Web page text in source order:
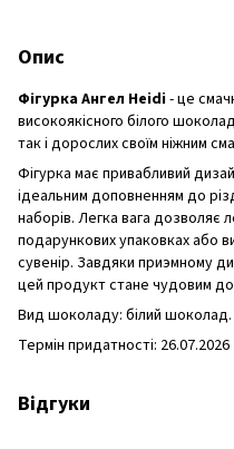
Опис
Фігурка Ангел Heidi- це
високоякісного білого
так і дорослих своїм ніжним
Фігурка має привабливий
ідеальним доповненням до
наборів. Легка вага дозволяє
подарункових упаковках або
сувенір. Завдяки приэмному
цей продукт стане чудовим
Вид шоколаду: білий шоколад.
Термін придатності: 26.07.2026
Відгуки